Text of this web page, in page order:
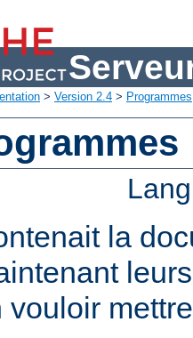
> Version 2.4 > Programmes
la
vouloir